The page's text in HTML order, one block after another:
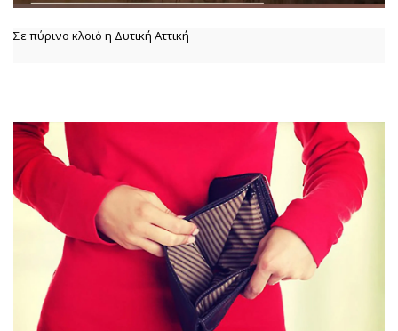
Σε πύρινο κλοιό η Δυτική Αττική